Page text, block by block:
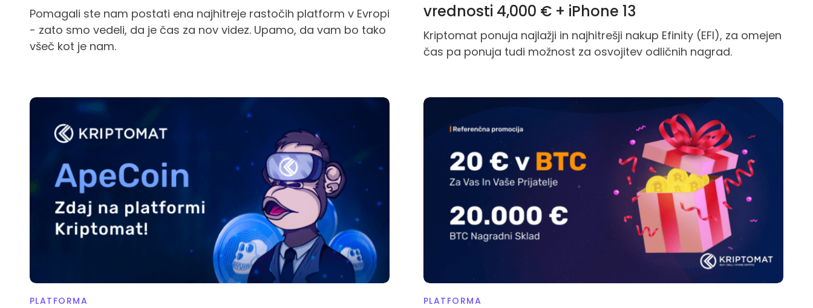
Pomagali ste nam postati ena najhitreje rastočih platform v Evropi
- zato smo vedeli, da je čas za nov videz. Upamo, da vam bo tako
všeč kot je nam.
vrednosti 4,000 € + iPhone 13
Kriptomat ponuja najlažji in najhitrešji nakup Efinity (EFI), za omejen
čas pa ponuja tudi možnost za osvojitev odličnih nagrad.
PLATFORMA PLATFORMA